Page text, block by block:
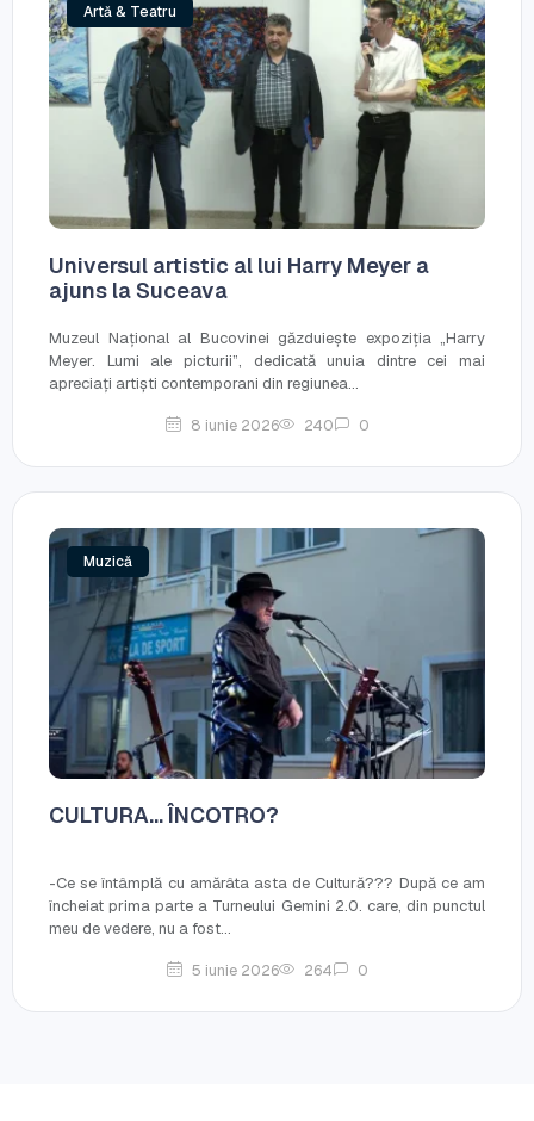
Artă & Teatru
Universul artistic al lui Harry Meyer a
ajuns la Suceava
Muzeul Național al Bucovinei găzduiește expoziția „Harry
Meyer. Lumi ale picturii”, dedicată unuia dintre cei mai
apreciați artiști contemporani din regiunea...
8 iunie 2026 240 0
Muzică
CULTURA… ÎNCOTRO?
-Ce se întâmplă cu amărâta asta de Cultură??? După ce am
încheiat prima parte a Turneului Gemini 2.0. care, din punctul
meu de vedere, nu a fost...
5 iunie 2026 264 0